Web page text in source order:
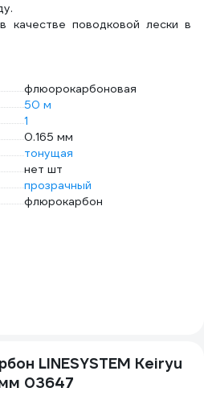
качестве поводковой лески в
флюорокарбоновая
50 м
1
0.165 мм
тонущая
нет шт
прозрачный
флюрокарбон
LINESYSTEM Keiryu
03647